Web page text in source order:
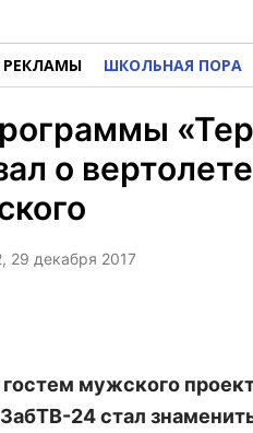
ШКОЛЬНАЯ ПОРА
о
29 декабря 2017
мужского
24 стал